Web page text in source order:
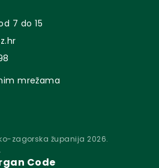
7 do 15
mrežama
zagorska županija 2026.
Code